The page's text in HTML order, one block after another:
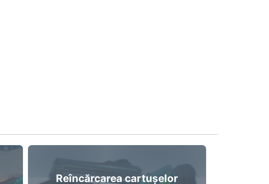
Reîncărcarea cartușelor